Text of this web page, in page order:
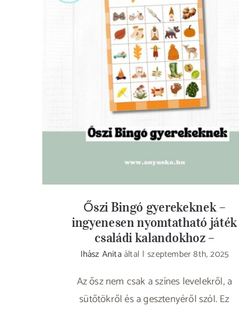
Őszi Bingó gyerekeknek – ingyenesen
nyomtatható játék családi kalandokhoz –
Őszi Bingó gyerekeknek –
ingyenesen nyomtatható játék
családi kalandokhoz –
Ihász Anitaáltal | szeptember 8th, 2025
Az ősz nem csak a színes levelekről, a
sütőtökről és a gesztenyéről szól. Ez